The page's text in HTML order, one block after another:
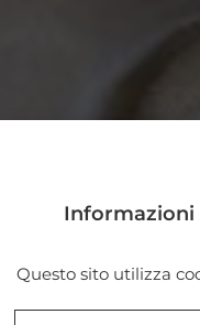
Informazioni
Questo sito utilizza